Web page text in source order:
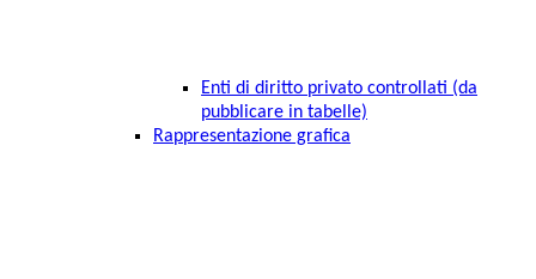
Enti di diritto privato controllati (da
pubblicare in tabelle)
Rappresentazione grafica